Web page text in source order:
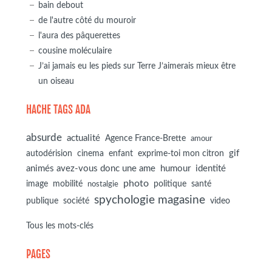
bain debout
de l'autre côté du mouroir
l'aura des pâquerettes
cousine moléculaire
J’ai jamais eu les pieds sur Terre J’aimerais mieux être
un oiseau
HACHE TAGS ADA
absurde actualité Agence France-Brette amour
autodérision cinema enfant exprime-toi mon citron
gif
animés avez-vous donc une ame
humour identité
image mobilité nostalgie photo politique
santé
publique
société spychologie magasine video
Tous les mots-clés
PAGES